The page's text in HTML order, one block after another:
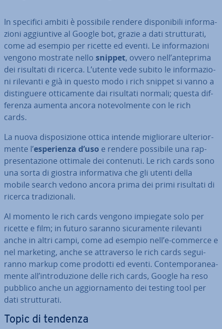
In specifici ambiti è possibile rendere di­spo­ni­bi­li in­for­ma­
zio­ni ag­giun­ti­ve al Google bot, grazie a dati strut­tu­ra­ti,
come ad esempio per ricette ed eventi. Le in­for­ma­zio­ni
vengono mostrate nello snippet, ovvero nell’anteprima
dei risultati di ricerca. L’utente vede subito le in­for­ma­zio­
ni rilevanti e già in questo modo i rich snippet si vanno a
di­stin­gue­re ot­ti­ca­men­te dai risultati normali; questa dif­
fe­ren­za aumenta ancora no­te­vol­men­te con le rich
cards.
La nuova di­spo­si­zio­ne ottica intende mi­glio­ra­re ul­te­rior­
men­te l’espe­rien­za d’uso e rendere possibile una rap­
pre­sen­ta­zio­ne ottimale dei contenuti. Le rich cards sono
una sorta di giostra in­for­ma­ti­va che gli utenti della
mobile search vedono ancora prima dei primi risultati di
ricerca tra­di­zio­na­li.
Al momento le rich cards vengono impiegate solo per
ricette e film; in futuro saranno si­cu­ra­men­te rilevanti
anche in altri campi, come ad esempio nell’e-commerce e
nel marketing, anche se at­tra­ver­so le rich cards se­gui­
ran­no markup come prodotti ed eventi. Con­tem­po­ra­nea­
men­te all’in­tro­du­zio­ne delle rich cards, Google ha reso
pubblico anche un ag­gior­na­men­to dei testing tool per
dati strut­tu­ra­ti.
Topic di tendenza